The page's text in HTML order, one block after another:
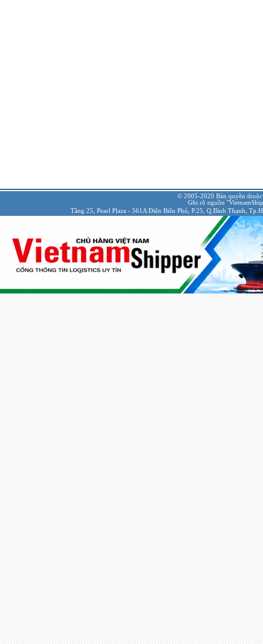
© 2005-2020 Bản quyền
Ghi rõ nguồn
Tầng 25, Pearl Plaza - 561A Điện Biên Phủ, P.25, Q.Bình Thạnh,